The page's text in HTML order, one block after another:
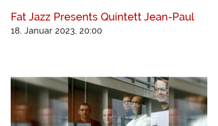
Fat Jazz Presents Quintett Jean-Paul
18. Januar 2023, 20:00